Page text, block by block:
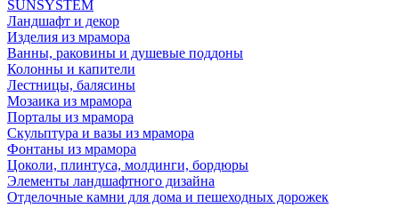
SUNSYSTEM
Ландшафт и декор
Изделия из мрамора
Ванны, раковины и душевые поддоны
Колонны и капители
Лестницы, балясины
Мозаика из мрамора
Порталы из мрамора
Скульптура и вазы из мрамора
Фонтаны из мрамора
Цоколи, плинтуса, молдинги, бордюры
Элементы ландшафтного дизайна
Отделочные камни для дома и пешеходных дорожек